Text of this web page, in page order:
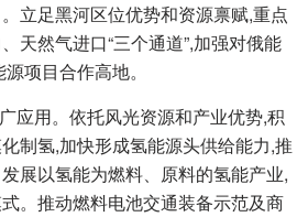
立足黑河区位优势和资源禀赋,重点
天然气进口“三个通道”,加强对俄能
项目合作高地。
用。依托风光资源和产业优势,积
制氢,加快形成氢能源头供给能力,推
展以氢能为燃料、原料的氢能产业,
。推动燃料电池交通装备示范及商